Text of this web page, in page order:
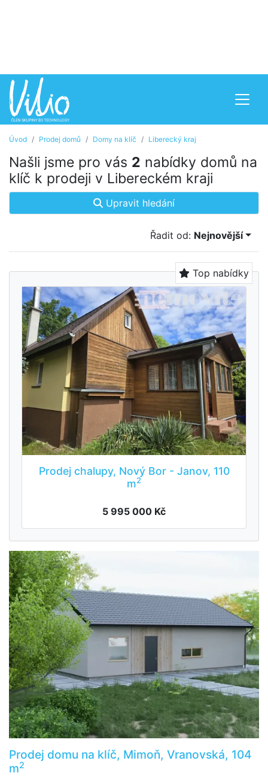
Úvod Prodej domů Domy na klíč Liberecký kraj
Našli jsme pro vás 2 nabídky domů na
klíč k prodeji v Libereckém kraji
Upravit hledání
Řadit od: Nejnovější
Top nabídky
Prodej chalupy, Nový Bor - Janov, 110
m2
5 995 000 Kč
Prodej domu na klíč, Mimoň, Vranovská, 104
m2